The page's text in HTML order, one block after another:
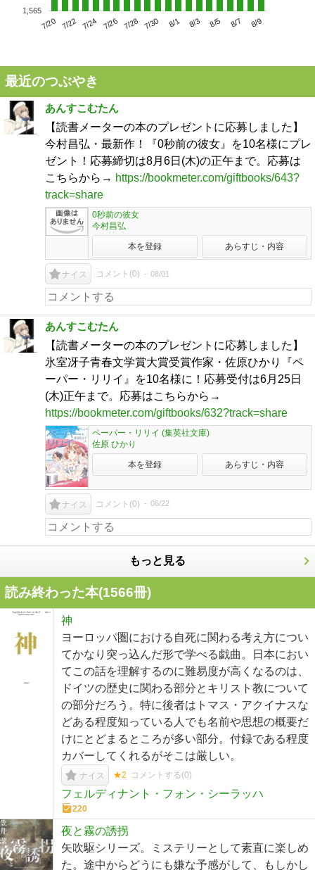
7/20 7/22 7/24 7/26 7/28 7/30 8/1 8/3 8/5 8/7 8/9
1,565
最近のつぶやき
あんすこむたん
【読書メーターの本のプレゼントに応募しました】
今村昌弘・最新作！『0秒前の彼女』を10名様にプレ
ゼント！応募締切は8月6日(木)の正午まで。応募は
こちらから→ https://bookmeter.com/giftbooks/643?
track=share
0秒前の彼女
今村昌弘
本を登録 あらすじ・内容
ナイス コメント(0) 08/01
あんすこむたん
【読書メーターの本のプレゼントに応募しました】
氷室冴子青春文学賞大賞受賞作家・佐原ひかり『ペ
ーパー・リリイ』を10名様に！応募受付は6月25日
(木)正午まで。応募はこちらから→
https://bookmeter.com/giftbooks/632?track=share
ペーパー・リリイ (集英社文庫)
佐原 ひかり
本を登録 あらすじ・内容
ナイス コメント(0) 06/22
もっと見る
読み終わった本(1566冊)
神
ヨーロッパ圏における自死に関わる考え方につい
てかなり突っ込んだ形で学べる戯曲。日本におい
てこの話を理解するのに難易度が高くなるのは、
ドイツの歴史に関わる部分とキリスト教について
の部分だろう。特に後者はトマス・アクイナスな
どある程度知っている人でも名前や思想の概要だ
けにとどまるところが多い部分。付録である程度
カバーしてくれるがそこは厳しい。
ナイス ★2 コメントする(0)
フェルディナント・フォン・シーラッハ
220
夜と霧の誘拐
矢吹駆シリーズ。ミステリーとして素直に楽しめ
た。途中からどうにも嫌な予感がして、もしかし